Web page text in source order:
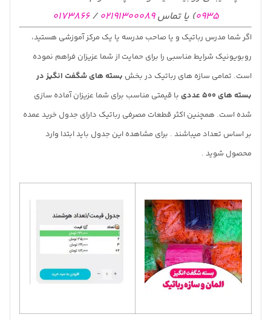
0935) یا تماس02191300089
/
0173866
اگر شما مدرس رباتیک و یا صاحب مدرسه یا یک مرکز آموزشی هستید،
روبویونیک شرایط مناسبی را برای حمایت از شما عزیزان فراهم نموده
است. تمامی سازه های رباتیک در بخش بسته های شگفت انگیز در
بسته های 500 عددی
با قیمتی مناسب برای شما عزیزان آماده سازی
شده است. همچنین اکثر قطعات مصرفی رباتیک دارای جدول خرید عمده
بر اساس تعداد میباشند . برای مشاهده این جدول باید ابتدا وارد
محصول شوید .